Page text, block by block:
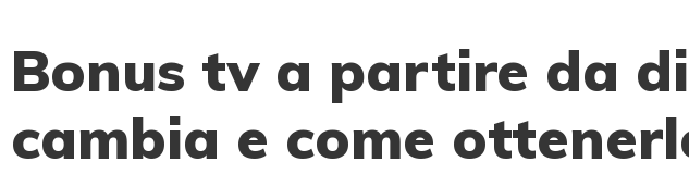
Bonus tv a partire da
cambia e come